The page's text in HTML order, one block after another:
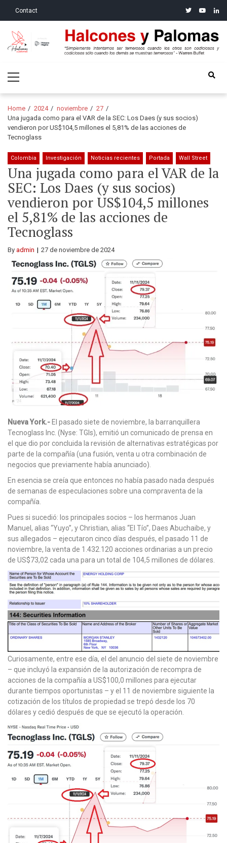
Contact twitteryoutube
Halcones y Palomas
Menu
Home 2024 noviembre
27
Una jugada como para el VAR de la SEC: Los Daes (y sus socios)
vendieron por US$104,5 millones el 5,81% de las acciones de
Tecnoglass
Colombia Investigación Noticias recientes Portada Wall Street
Una jugada como para el VAR de la
SEC: Los Daes (y sus socios)
vendieron por US$104,5 millones
el 5,81% de las acciones de
Tecnoglass
By admin 27 de noviembre de 2024
Nueva York.- El pasado siete de noviembre, la barranquillera
Tecnoglass Inc. (Nyse: TGls), emitió un comunicado de prensa en
el que dio por concluida la revisión de alternativas estratégicas por
parte de la compañía (una fusión, venta u otra combinación de
negocios que previamente había anunciado).
En esencia se creía que entonces no había pasado nada después
de semanas de especulaciones sobre una compraventa de la
compañía.
Pues si sucedió: los principales socios – los hermanos Juan
Manuel, alias “Yuyo”, y Christian, alias “El Tío”, Daes Abuchaibe, y
sus allegados – ejecutaron cinco días después, el pasado 11 de
noviembre, la venta de 1.432.120 acciones ordinarias a un precio
de US$73,02 cada una para un total de 104,5 millones de dólares.
Curiosamente, entre ese día, el del anuncio del siete de noviembre
– que incluyó la expansión de la autorización de recompra de
acciones de la compañía a US$100,0 millones para ejecutar
durante tiempos oportunistas – y el 11 de noviembre siguiente la
cotización de los títulos de propiedad se trepó desde los 70
dólares y cedió después de que se ejecutó la operación.